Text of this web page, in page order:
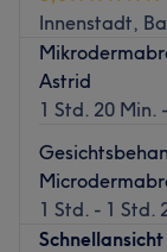
Innenstadt,
Astrid
1 Std. 20 Min.
1 Std. - 1 Std.